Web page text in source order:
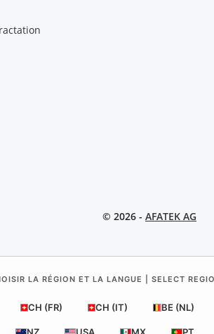
© 2026 - AFATEK AG
LA RÉGION ET LA LANGUE | SELECT
CH (FR) CH (IT) BE (NL)